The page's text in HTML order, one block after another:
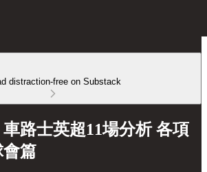
distraction-free on Substack
車路士英超11場分析 各項
篇